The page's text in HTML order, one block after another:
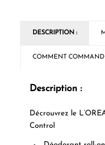
DESCRIPTION :
COMMENT
Description :
Décrouvrez le
Control